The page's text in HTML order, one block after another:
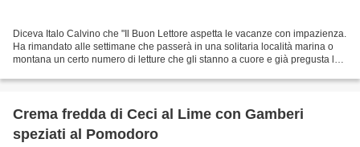
Diceva Italo Calvino che "Il Buon Lettore aspetta le vacanze con impazienza.
Ha rimandato alle settimane che passerà in una solitaria località marina o
montana un certo numero di letture che gli stanno a cuore e già pregusta la
Crema fredda di Ceci al Lime con Gamberi
speziati al Pomodoro